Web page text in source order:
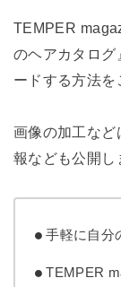
TEMPER
のヘアカタログ
ードする方法を
画像の加工な
報なども公開し
手軽に自分
TEMPER